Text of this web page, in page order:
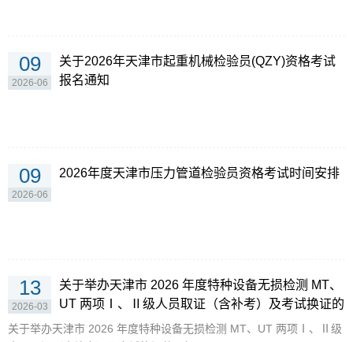
09
2026-06
关于2026年天津市起重机械检验员(QZY)资格考试
报名通知
09
2026-06
2026年度天津市压力管道检验员资格考试时间安排
13
2026-03
关于举办天津市 2026 年度特种设备无损检测 MT、
UT 两项Ⅰ、Ⅱ级人员取证（含补考）及考试换证的
通知
关于举办天津市 2026 年度特种设备无损检测 MT、UT 两项Ⅰ、Ⅱ级